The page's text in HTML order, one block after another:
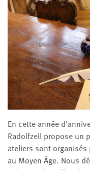
En cette année
Radolfzell propose un
ateliers sont
au Moyen Âge. Nous